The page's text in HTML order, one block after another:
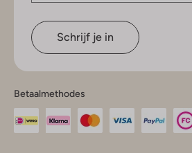
Schrijf je in
Betaalmethodes